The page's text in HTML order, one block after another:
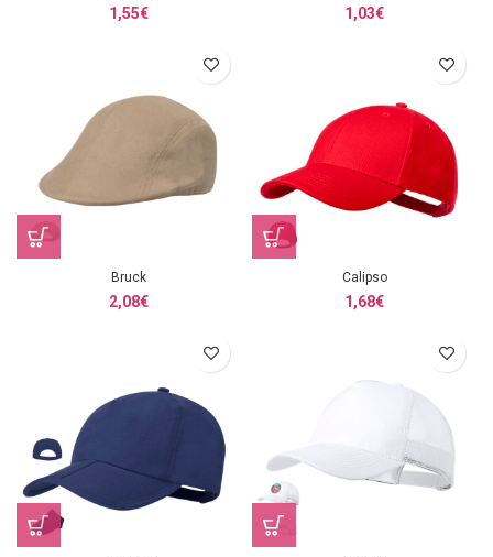
1,55€ 1,03€
Bruck
2,08€
Calipso
1,68€